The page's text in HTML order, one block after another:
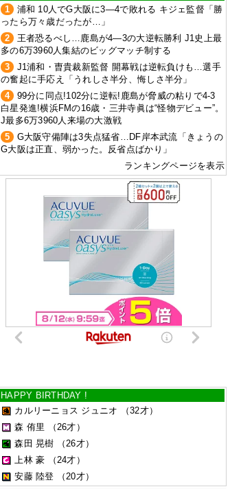
1
浦和 10人でG大阪に3―4で敗れる キジェ監督「勝
ったら万々歳だったが…」
2
王者恐るべし…鹿島が4―3の大逆転勝利 J1史上最
多の6万3960人集結のビッグマッチ制する
3
J1浦和・曺貴裁新監督 開幕戦は逆転負けも…選手
の奮起に手応え「うれしさ半分、悔しさ半分」
4
99分に同点!102分に逆転!鹿島が脅威の粘りで4-3
白星発進!横浜FMの16歳・三井寺眞は“怪物デビュー”。
J最多6万3960人来場の大激戦
5
G大阪守備陣は3失点猛省…DF岸本武流「きょうの
G大阪は正直、弱かった。反省点ばかり」
ランキングページを表示
HAPPY BIRTHDAY !
カルリーニョス ジュニオ
（32才）
森 侑里
（26才）
森田 晃樹
（26才）
上林 豪
（24才）
安藤 陸登
（20才）